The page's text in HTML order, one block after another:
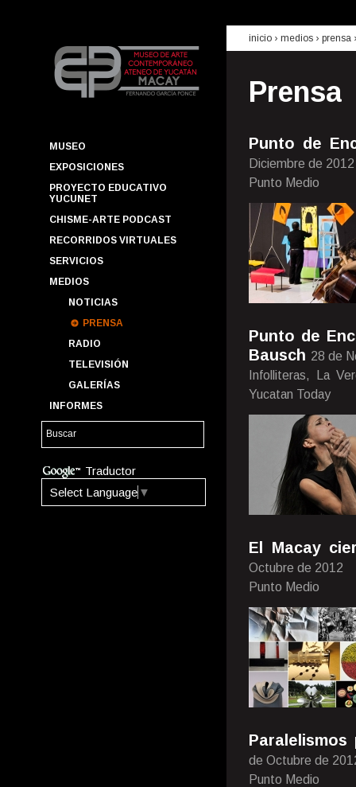
MUSEO
EXPOSICIONES
PROYECTO EDUCATIVO
YUCUNET
CHISME-ARTE PODCAST
RECORRIDOS VIRTUALES
SERVICIOS
MEDIOS
NOTICIAS
PRENSA
RADIO
TELEVISIÓN
GALERÍAS
INFORMES
Traductor
Select Language ▼
inicio › medios › prensa
Prensa
Punto de
Diciembre de 2012
Punto Medio
Punto de
Bausch 28 de
Infolliteras, La
Yucatan Today
El Macay
Octubre de 2012
Punto Medio
de Octubre de
Punto Medio